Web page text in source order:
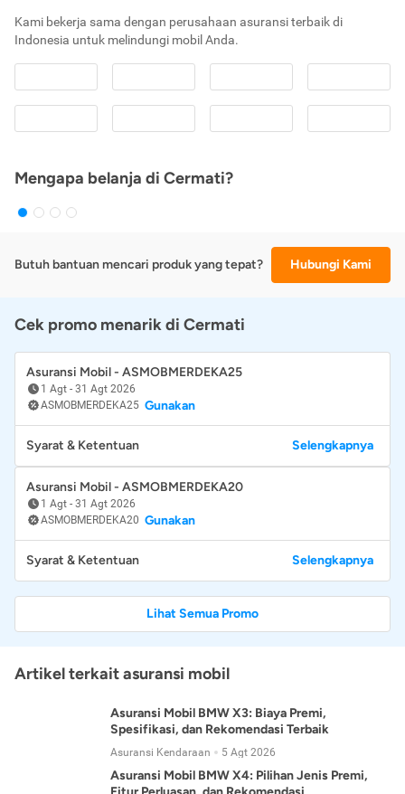
Kami bekerja sama dengan perusahaan asuransi terbaik di
Indonesia untuk melindungi mobil Anda.
Mengapa belanja di Cermati?
Butuh bantuan mencari produk yang tepat? Hubungi Kami
Cek promo menarik di Cermati
Asuransi Mobil - ASMOBMERDEKA25
1 Agt - 31 Agt 2026
ASMOBMERDEKA25 Gunakan
Syarat & Ketentuan Selengkapnya
Asuransi Mobil - ASMOBMERDEKA20
1 Agt - 31 Agt 2026
ASMOBMERDEKA20 Gunakan
Syarat & Ketentuan Selengkapnya
Lihat Semua Promo
Artikel terkait asuransi mobil
Asuransi Mobil BMW X3: Biaya Premi,
Spesifikasi, dan Rekomendasi Terbaik
Asuransi Kendaraan 5 Agt 2026
Asuransi Mobil BMW X4: Pilihan Jenis Premi,